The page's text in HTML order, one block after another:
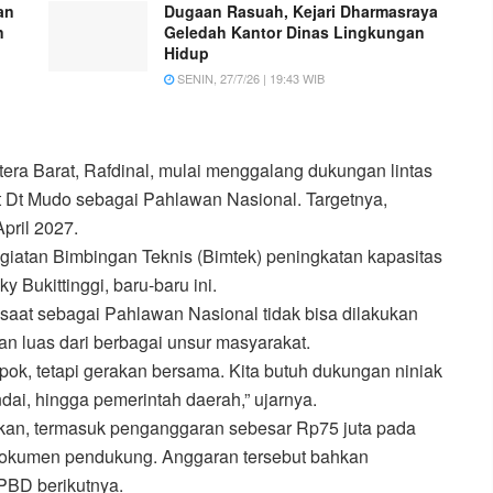
Dugaan Rasuah, Kejari Dharmasraya
Geledah Kantor Dinas Lingkungan
Hidup
SENIN, 27/7/26 | 19:43 WIB
Barat, Rafdinal, mulai menggalang dukungan lintas
Mudo sebagai Pahlawan Nasional. Targetnya,
2027.
Bimbingan Teknis (Bimtek) peningkatan kapasitas
Bukittinggi, baru-baru ini.
sebagai Pahlawan Nasional tidak bisa dilakukan
luas dari berbagai unsur masyarakat.
tetapi gerakan bersama. Kita butuh dukungan niniak
hingga pemerintah daerah,” ujarnya.
termasuk penganggaran sebesar Rp75 juta pada
pendukung. Anggaran tersebut bahkan
berikutnya.